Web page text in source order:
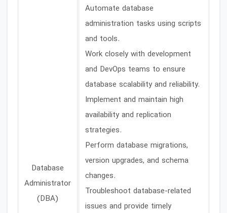
Automate database
administration tasks using scripts
and tools.
Work closely with development
and DevOps teams to ensure
database scalability and reliability.
Implement and maintain high
availability and replication
strategies.
Perform database migrations,
version upgrades, and schema
changes.
Troubleshoot database-related
issues and provide timely
Database
Administrator
(DBA)